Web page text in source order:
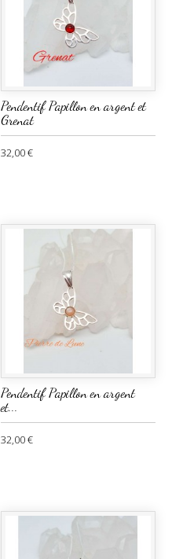
Pendentif Papillon en argent et
Grenat
32,00 €
Pendentif Papillon en argent
et...
32,00 €